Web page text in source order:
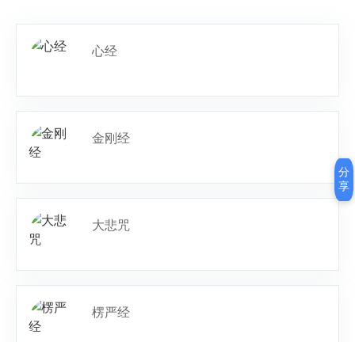
心经
金刚经
大悲咒
楞严经
分
享